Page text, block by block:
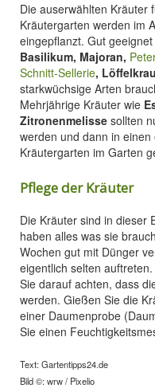
Die auserwählten Kräuter
Kräutergarten werden im
eingepflanzt. Gut
Basilikum, Majoran,
Schnitt-Sellerie,
starkwüchsige Arten
Mehrjährige Kräuter wie
Zitronenmelisse sollten
werden und dann in
Kräutergarten im Garten
Pflege der Kräuter
Die Kräuter sind in dieser
haben alles was sie
Wochen gut mit Dünger
eigentlich selten
Sie darauf achten, dass
werden. Gießen Sie die
einer Daumenprobe
Sie einen
Text: Gartentipps24.de
Bild ©: wrw / Pixelio